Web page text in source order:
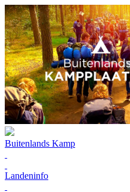
Buitenlands Kamp
Landeninfo